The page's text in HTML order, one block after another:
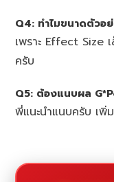
Q4: ทำไมขนาดตัวอ
เพราะ Effect Size
ครับ
Q5: ต้องแนบผล
พี่แนะนำแนบครับ เพิ่